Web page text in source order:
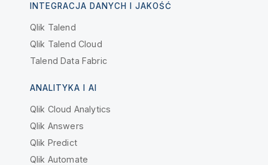
INTEGRACJA DANYCH I JAKOŚĆ
Qlik Talend
Qlik Talend Cloud
Talend Data Fabric
ANALITYKA I AI
Qlik Cloud Analytics
Qlik Answers
Qlik Predict
Qlik Automate